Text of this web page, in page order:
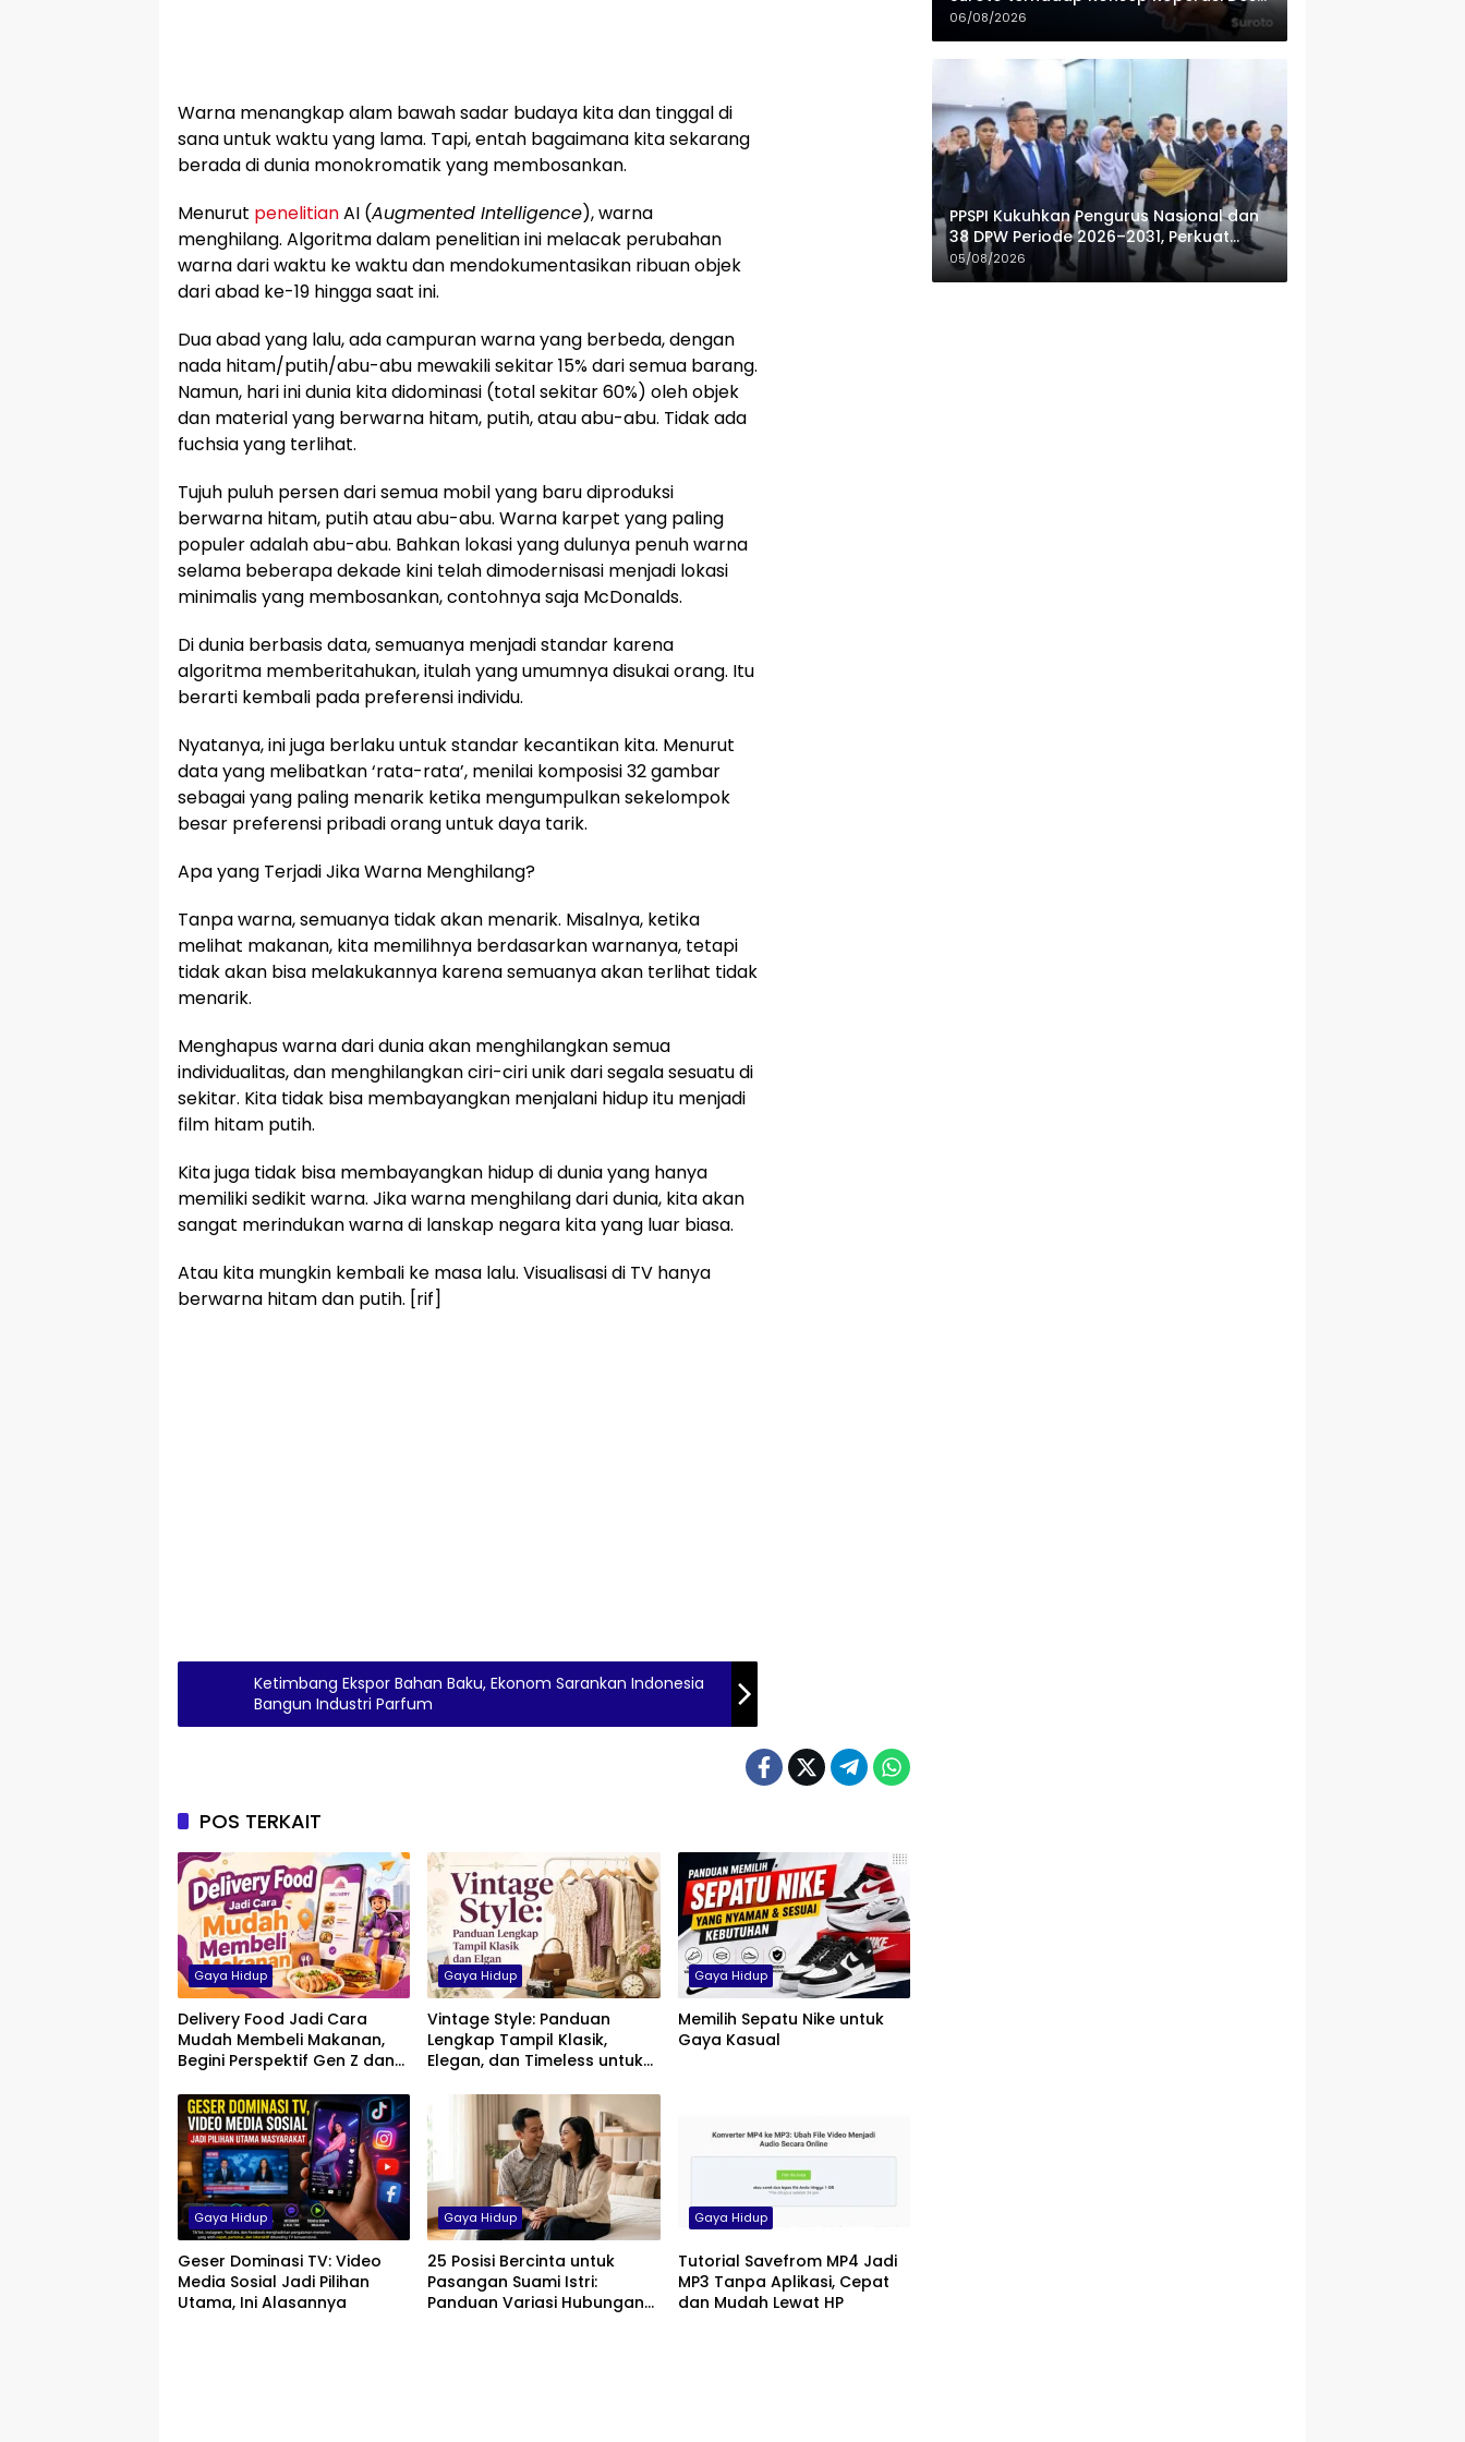
Warna menangkap alam bawah sadar budaya kita dan tinggal di
sana untuk waktu yang lama. Tapi, entah bagaimana kita sekarang
berada di dunia monokromatik yang membosankan.
Menurut penelitianAI (Augmented Intelligence), warna
menghilang. Algoritma dalam penelitian ini melacak perubahan
warna dari waktu ke waktu dan mendokumentasikan ribuan objek
dari abad ke-19 hingga saat ini.
Dua abad yang lalu, ada campuran warna yang berbeda, dengan
nada hitam/putih/abu-abu mewakili sekitar 15% dari semua barang.
Namun, hari ini dunia kita didominasi (total sekitar 60%) oleh objek
dan material yang berwarna hitam, putih, atau abu-abu. Tidak ada
fuchsia yang terlihat.
Tujuh puluh persen dari semua mobil yang baru diproduksi
berwarna hitam, putih atau abu-abu. Warna karpet yang paling
populer adalah abu-abu. Bahkan lokasi yang dulunya penuh warna
selama beberapa dekade kini telah dimodernisasi menjadi lokasi
minimalis yang membosankan, contohnya saja McDonalds.
Di dunia berbasis data, semuanya menjadi standar karena
algoritma memberitahukan, itulah yang umumnya disukai orang. Itu
berarti kembali pada preferensi individu.
Nyatanya, ini juga berlaku untuk standar kecantikan kita. Menurut
data yang melibatkan ‘rata-rata’, menilai komposisi 32 gambar
sebagai yang paling menarik ketika mengumpulkan sekelompok
besar preferensi pribadi orang untuk daya tarik.
Apa yang Terjadi Jika Warna Menghilang?
Tanpa warna, semuanya tidak akan menarik. Misalnya, ketika
melihat makanan, kita memilihnya berdasarkan warnanya, tetapi
tidak akan bisa melakukannya karena semuanya akan terlihat tidak
menarik.
Menghapus warna dari dunia akan menghilangkan semua
individualitas, dan menghilangkan ciri-ciri unik dari segala sesuatu di
sekitar. Kita tidak bisa membayangkan menjalani hidup itu menjadi
film hitam putih.
Kita juga tidak bisa membayangkan hidup di dunia yang hanya
memiliki sedikit warna. Jika warna menghilang dari dunia, kita akan
sangat merindukan warna di lanskap negara kita yang luar biasa.
Atau kita mungkin kembali ke masa lalu. Visualisasi di TV hanya
berwarna hitam dan putih. [rif]
Ketimbang Ekspor Bahan Baku, Ekonom Sarankan Indonesia
Bangun Industri Parfum
POS TERKAIT
Gaya Hidup
Delivery Food Jadi Cara
Mudah Membeli Makanan,
Begini Perspektif Gen Z dan
Gaya Hidup
Vintage Style: Panduan
Lengkap Tampil Klasik,
Elegan, dan Timeless untuk
Gaya Hidup
Memilih Sepatu Nike untuk
Gaya Kasual
Gaya Hidup
Geser Dominasi TV: Video
Media Sosial Jadi Pilihan
Utama, Ini Alasannya
Gaya Hidup
25 Posisi Bercinta untuk
Pasangan Suami Istri:
Panduan Variasi Hubungan
Gaya Hidup
Tutorial Savefrom MP4 Jadi
MP3 Tanpa Aplikasi, Cepat
dan Mudah Lewat HP
Merah Putih
06/08/2026
PPSPI Kukuhkan Pengurus Nasional dan
38 DPW Periode 2026–2031, Perkuat
Profesionalisme Sektor Publik
05/08/2026